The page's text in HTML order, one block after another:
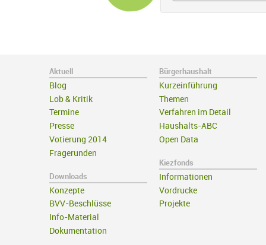
Aktuell
Blog
Lob & Kritik
Termine
Presse
Votierung 2014
Fragerunden
Downloads
Konzepte
BVV-Beschlüsse
Info-Material
Dokumentation
Bürgerhaushalt
Kurzeinführung
Themen
Verfahren im Detail
Haushalts-ABC
Open Data
Kiezfonds
Informationen
Vordrucke
Projekte